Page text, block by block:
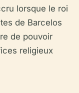
lorsque le roi
de Barcelos
de pouvoir
religieux